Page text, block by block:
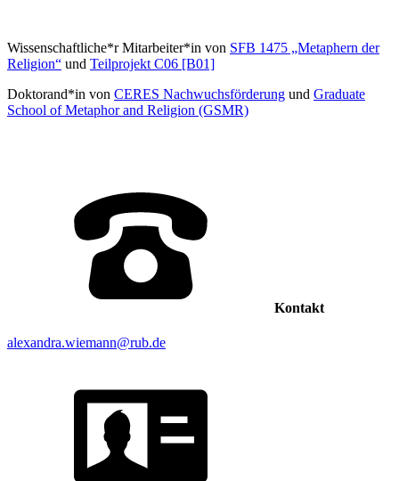
Wissenschaftliche*r Mitarbeiter*in von SFB 1475 „Metaphern der
Religion“ und Teilprojekt C06 [B01]
Doktorand*in von CERES Nachwuchsförderung und Graduate
School of Metaphor and Religion (GSMR)
Kontakt
alexandra.wiemann@rub.de